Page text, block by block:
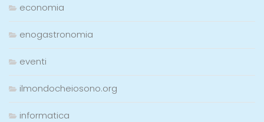
economia
enogastronomia
eventi
ilmondocheiosono.org
informatica